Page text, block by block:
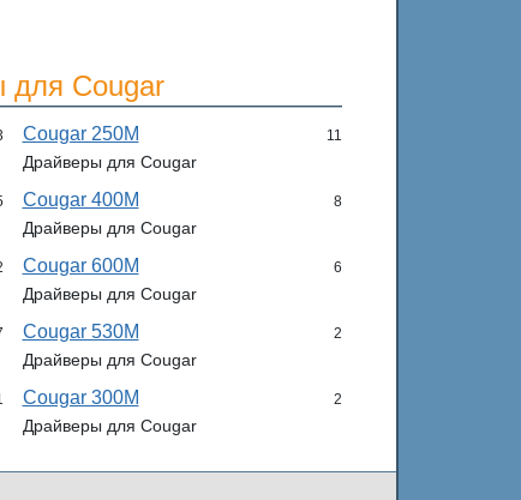
для Cougar
Cougar 250M 11
Драйверы для Cougar
Cougar 400M 8
Драйверы для Cougar
Cougar 600M 6
Драйверы для Cougar
Cougar 530M 2
Драйверы для Cougar
Cougar 300M 2
Драйверы для Cougar